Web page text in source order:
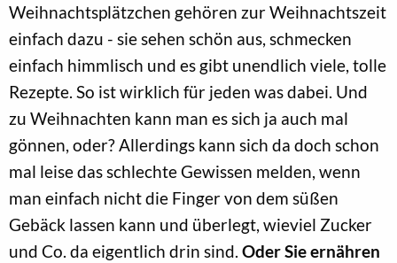
Weihnachtsplätzchen gehören zur Weihnachtszeit
einfach dazu - sie sehen schön aus, schmecken
einfach himmlisch und es gibt unendlich viele, tolle
Rezepte. So ist wirklich für jeden was dabei. Und
zu Weihnachten kann man es sich ja auch mal
gönnen, oder? Allerdings kann sich da doch schon
mal leise das schlechte Gewissen melden, wenn
man einfach nicht die Finger von dem süßen
Gebäck lassen kann und überlegt, wieviel Zucker
und Co. da eigentlich drin sind. Oder Sie ernähren